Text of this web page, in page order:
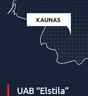
UAB “Elstila”